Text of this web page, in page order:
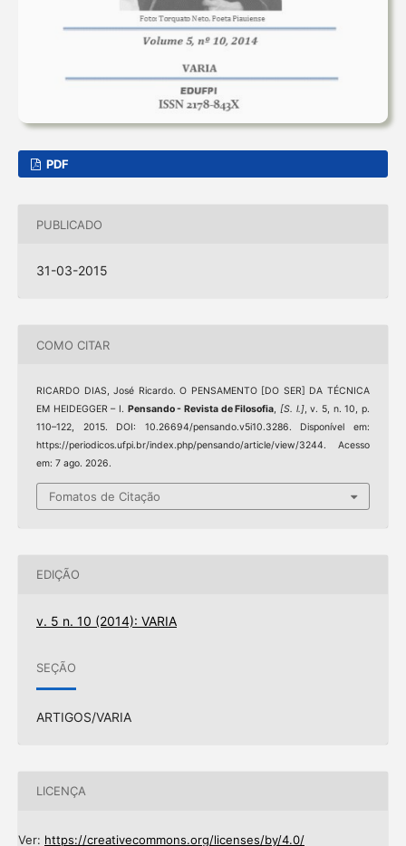
PDF
PUBLICADO
31-03-2015
COMO CITAR
RICARDO DIAS, José Ricardo. O PENSAMENTO [DO SER] DA TÉCNICA
EM HEIDEGGER – I. Pensando - Revista de Filosofia,[S. l.], v. 5, n. 10, p.
110–122, 2015. DOI: 10.26694/pensando.v5i10.3286. Disponível em:
https://periodicos.ufpi.br/index.php/pensando/article/view/3244. Acesso
em: 7 ago. 2026.
Fomatos de Citação
EDIÇÃO
v. 5 n. 10 (2014): VARIA
SEÇÃO
ARTIGOS/VARIA
LICENÇA
Ver: https://creativecommons.org/licenses/by/4.0/